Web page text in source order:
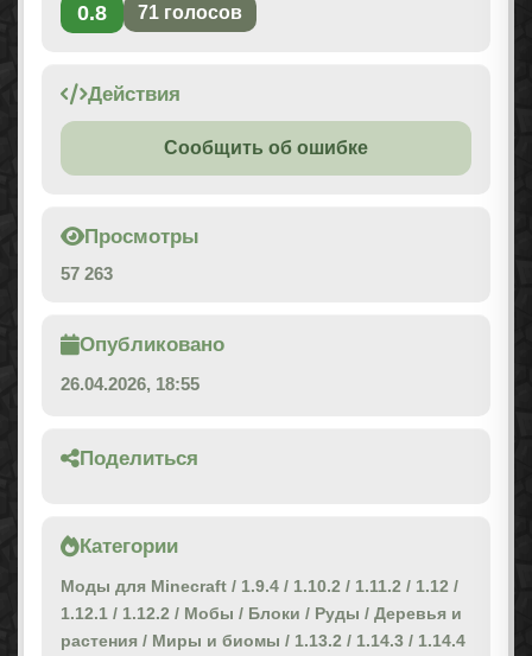
0.8 71 голосов
Действия
Сообщить об ошибке
Просмотры
57 263
Опубликовано
26.04.2026, 18:55
Поделиться
Категории
Моды для Minecraft / 1.9.4 / 1.10.2 / 1.11.2 / 1.12 /
1.12.1 / 1.12.2 / Мобы / Блоки / Руды / Деревья и
растения / Миры и биомы / 1.13.2 / 1.14.3 / 1.14.4